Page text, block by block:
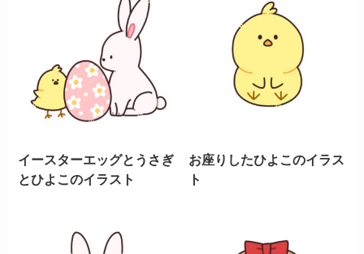
イースターエッグとうさぎ
とひよこのイラスト
お座りしたひよこのイラス
ト